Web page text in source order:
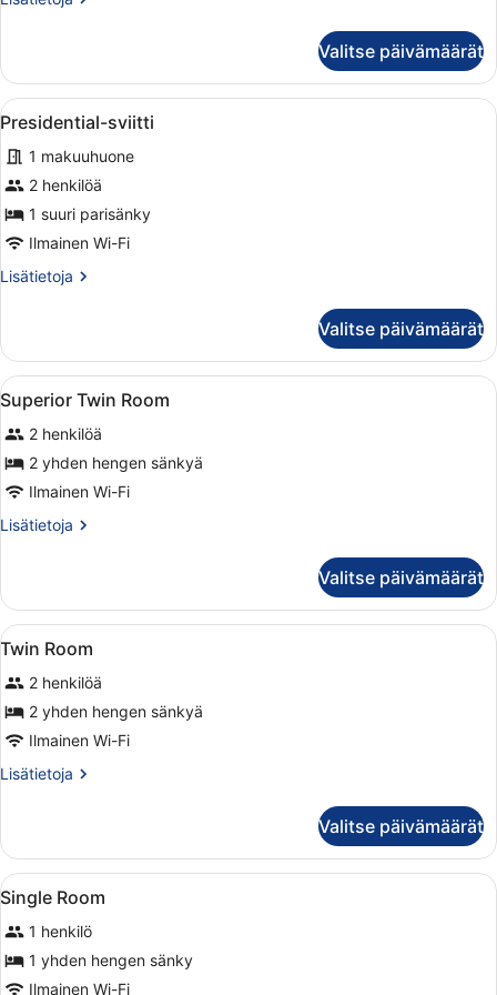
Valitse päivämäärät
Avaa
kaikki
huonetyypin
Presidential-
sviitti
kuvat
Hotellihuone, jossa on suuri
6
Presidential-sviitti
1 makuuhuone
2 henkilöä
1 suuri parisänky
Ilmainen Wi-Fi
Lisätietoja
Lisätietoja
Valitse päivämäärät
Avaa
kaikki
huonetyypin
Superior
Twin
Room
kuvat
Hotellihuone, jossa on sänky,
11
Superior Twin Room
2 henkilöä
2 yhden hengen sänkyä
Ilmainen Wi-Fi
Lisätietoja
Lisätietoja
Room
Valitse päivämäärät
Avaa
kaikki
huonetyypin
Twin
Room
kuvat
Hotellihuone, jossa on sänky,
9
Twin Room
2 henkilöä
2 yhden hengen sänkyä
Ilmainen Wi-Fi
Lisätietoja
Lisätietoja
Valitse päivämäärät
Avaa
kaikki
huonetyypin
Single
Room
Hotellihuone, jossa on sänky,
7
Single Room
1 henkilö
1 yhden hengen sänky
Ilmainen Wi-Fi